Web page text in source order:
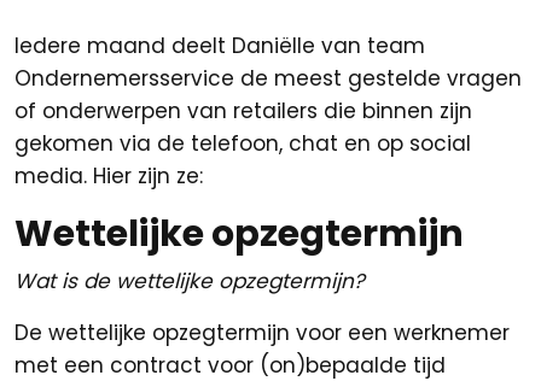
Iedere maand deelt Daniëlle van team
Ondernemersservice de meest gestelde vragen
of onderwerpen van retailers die binnen zijn
gekomen via de telefoon, chat en op social
media. Hier zijn ze:
Wettelijke opzegtermijn
Wat is de wettelijke opzegtermijn?
De wettelijke opzegtermijn voor een werknemer
met een contract voor (on)bepaalde tijd